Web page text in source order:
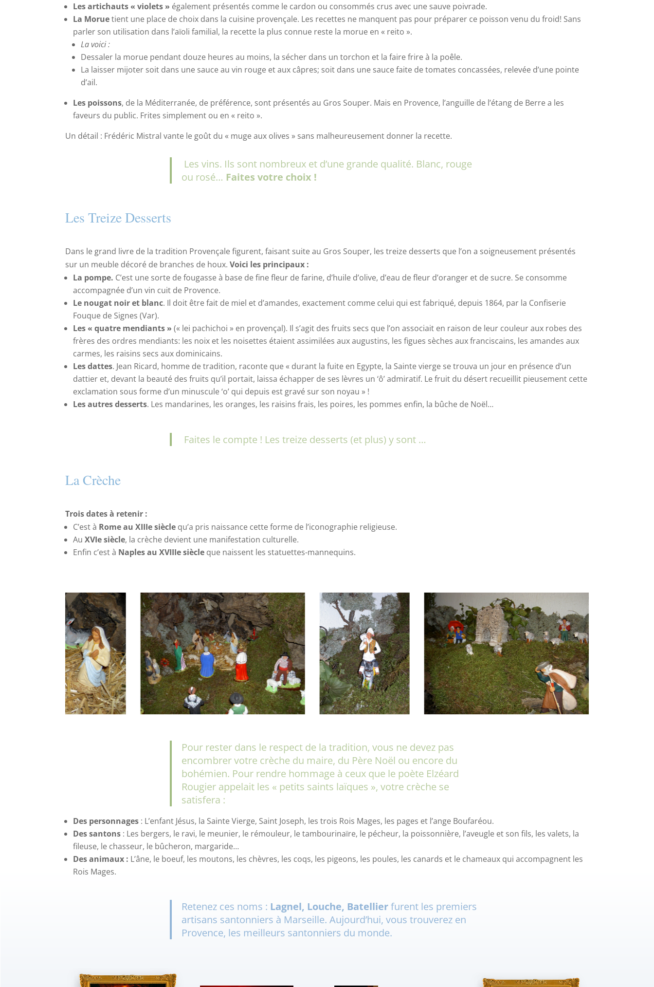
Les artichauts « violets » également présentés comme le cardon ou consommés crus avec une sauve poivrade.
La Morue tient une place de choix dans la cuisine provençale. Les recettes ne manquent pas pour préparer ce poisson venu du froid! Sans
parler son utilisation dans l’aïoli familial, la recette la plus connue reste la morue en « reito ».
La voici :
Dessaler la morue pendant douze heures au moins, la sécher dans un torchon et la faire frire à la poêle.
La laisser mijoter soit dans une sauce au vin rouge et aux câpres; soit dans une sauce faite de tomates concassées, relevée d’une pointe
d’ail.
Les poissons, de la Méditerranée, de préférence, sont présentés au Gros Souper. Mais en Provence, l’anguille de l’étang de Berre a les
faveurs du public. Frites simplement ou en « reito ».
Un détail : Frédéric Mistral vante le goût du « muge aux olives » sans malheureusement donner la recette.
Les vins. Ils sont nombreux et d’une grande qualité. Blanc, rouge
ou rosé… Faites votre choix !
Les Treize Desserts
Dans le grand livre de la tradition Provençale figurent, faisant suite au Gros Souper, les treize desserts que l’on a soigneusement présentés
sur un meuble décoré de branches de houx. Voici les principaux :
La pompe. C’est une sorte de fougasse à base de fine fleur de farine, d’huile d’olive, d’eau de fleur d’oranger et de sucre. Se consomme
accompagnée d’un vin cuit de Provence.
Le nougat noir et blanc. Il doit être fait de miel et d’amandes, exactement comme celui qui est fabriqué, depuis 1864, par la Confiserie
Fouque de Signes (Var).
Les « quatre mendiants » (« lei pachichoi » en provençal). Il s’agit des fruits secs que l’on associait en raison de leur couleur aux robes des
frères des ordres mendiants: les noix et les noisettes étaient assimilées aux augustins, les figues sèches aux franciscains, les amandes aux
carmes, les raisins secs aux dominicains.
Les dattes. Jean Ricard, homme de tradition, raconte que « durant la fuite en Egypte, la Sainte vierge se trouva un jour en présence d’un
dattier et, devant la beauté des fruits qu’il portait, laissa échapper de ses lèvres un ‘ô’ admiratif. Le fruit du désert recueillit pieusement cette
exclamation sous forme d’un minuscule ‘o’ qui depuis est gravé sur son noyau » !
Les autres desserts. Les mandarines, les oranges, les raisins frais, les poires, les pommes enfin, la bûche de Noël…
Faites le compte ! Les treize desserts (et plus) y sont …
La Crèche
Trois dates à retenir :
C’est à Rome au XIIIe siècle qu’a pris naissance cette forme de l’iconographie religieuse.
Au XVIe siècle, la crèche devient une manifestation culturelle.
Enfin c’est à Naples au XVIIIe siècle que naissent les statuettes-mannequins.
Pour rester dans le respect de la tradition, vous ne devez pas
encombrer votre crèche du maire, du Père Noël ou encore du
bohémien. Pour rendre hommage à ceux que le poète Elzéard
Rougier appelait les « petits saints laïques », votre crèche se
satisfera :
Des personnages : L’enfant Jésus, la Sainte Vierge, Saint Joseph, les trois Rois Mages, les pages et l’ange Boufaréou.
Des santons : Les bergers, le ravi, le meunier, le rémouleur, le tambourinaïre, le pécheur, la poissonnière, l’aveugle et son fils, les valets, la
fileuse, le chasseur, le bûcheron, margaride…
Des animaux : L’âne, le boeuf, les moutons, les chèvres, les coqs, les pigeons, les poules, les canards et le chameaux qui accompagnent les
Rois Mages.
Retenez ces noms : Lagnel, Louche, Batellierfurent les premiers
artisans santonniers à Marseille. Aujourd’hui, vous trouverez en
Provence, les meilleurs santonniers du monde.